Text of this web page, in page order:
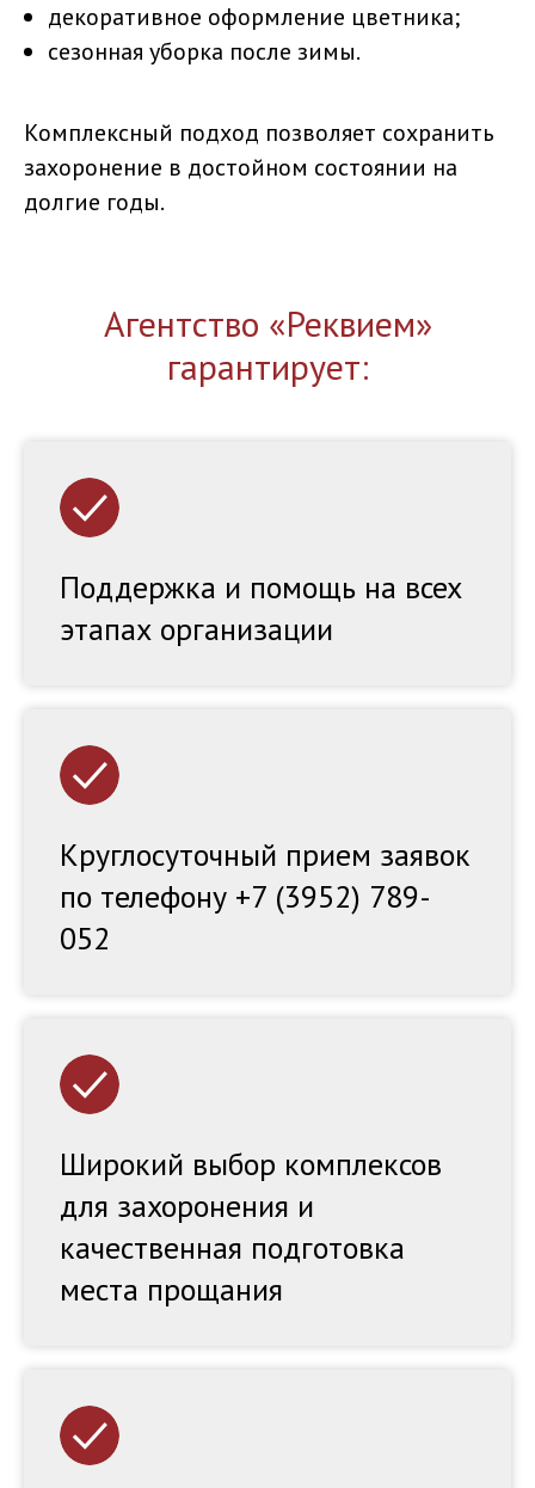
декоративное оформление цветника;
сезонная уборка после зимы.
Комплексный подход позволяет сохранить
захоронение в достойном состоянии на
долгие годы.
Агентство «Реквием»
гарантирует:
Поддержка и помощь на всех
этапах организации
Круглосуточный прием заявок
по телефону +7 (3952) 789-
052
Широкий выбор комплексов
для захоронения и
качественная подготовка
места прощания